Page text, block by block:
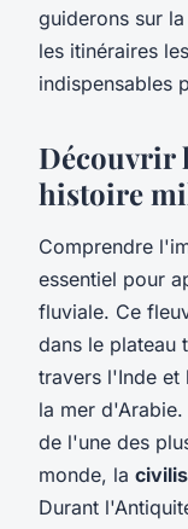
guiderons sur
les itinéraires
indispensables
Découvrir
histoire
Comprendre
essentiel pour
fluviale. Ce
dans le plateau
travers l'Inde et
la mer d'Arabie.
de l'une des
monde, la
Durant